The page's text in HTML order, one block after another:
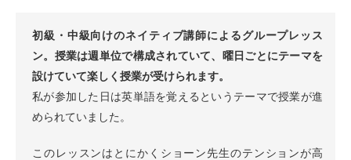
初級・中級向けのネイティブ講師によるグループレッス
ン。授業は週単位で構成されていて、曜日ごとにテーマを
設けていて楽しく授業が受けられます。
私が参加した日は英単語を覚えるというテーマで授業が進
められていました。
このレッスンはとにかくショーン先生のテンションが高